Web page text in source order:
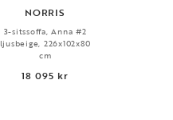
NORRIS
3-sitssoffa, Anna #2
ljusbeige, 226x102x80
cm
18 095 kr